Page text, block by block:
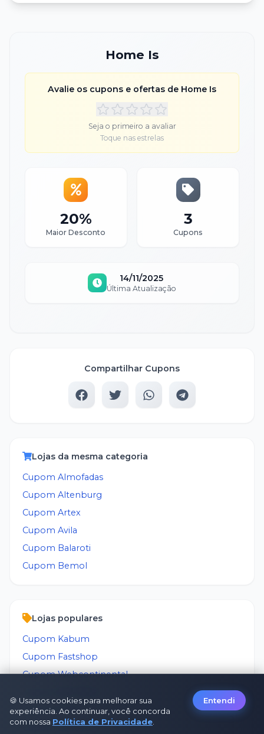
Home Is
Avalie os cupons e ofertas de Home Is
Seja o primeiro a avaliar
Toque nas estrelas
20%
Maior Desconto
3
Cupons
14/11/2025
Última Atualização
Compartilhar Cupons
Lojas da mesma categoria
Cupom Almofadas
Cupom Altenburg
Cupom Artex
Cupom Avila
Cupom Balaroti
Cupom Bemol
Lojas populares
Cupom Kabum
Cupom Fastshop
CupomWebcontinental
Cupom Philco
CupomLenovo
🍪 Usamos cookies para melhorar sua
experiência. Ao continuar, você concorda
com nossa Política de Privacidade
Entendi